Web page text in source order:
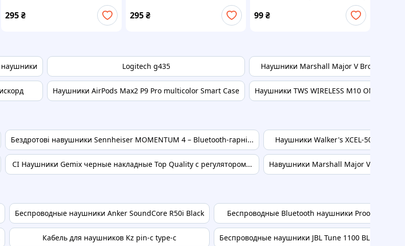
295₴ 295 ₴ 99₴
наушники Logitech g435
Наушники AirPods Max2 P9 Pro multicolor Smart Case
Наушники Marshall Major V Brown
Наушники TWS WIRELESS M10 OM227
Бездротові навушники Sennheiser MOMENTUM 4 – Bluetooth-гарні...
CI Наушники Gemix черные накладные Top Quality с регулятором...
Наушники Walker's XCEL-500 BT
Навушники Marshall Major V Black
Беспроводные наушники Anker SoundCore R50i Black
Кабель для наушников Kz pin-c type-c
Беспроводные Bluetooth наушники Proove 70's
Беспроводные наушники JBL Tune 1100 BLUE